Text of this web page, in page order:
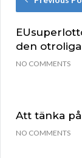
den
NO COMMENTS
Att tänka
NO COMMENTS